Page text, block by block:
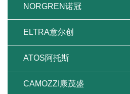
NORGREN诺冠
ELTRA意尔创
ATOS阿托斯
CAMOZZI康茂盛